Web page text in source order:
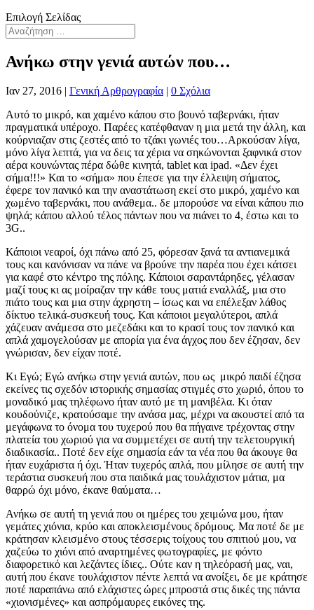
Επιλογή Σελίδας
Ανήκω στην γενιά αυτών που…
Ιαν 27, 2016 | Γενική Αρθρογραφία | 0 Σχόλια
Αυτό το μικρό, και χαμένο κάπου στο βουνό ταβερνάκι, ήταν
πραγματικά υπέροχο. Παρέες κατέφθαναν η μια μετά την άλλη, και
κούρνιαζαν στις ζεστές από το τζάκι γωνιές του…Αρκούσαν λίγα,
μόνο λίγα λεπτά, για να δεις τα χέρια να σηκώνονται ξαφνικά στον
αέρα κουνώντας πέρα δώθε κινητά, tablet και ipad. «Δεν έχει
σήμα!!!» Και το «σήμα» που έπεσε για την έλλειψη σήματος,
έφερε τον πανικό και την αναστάτωση εκεί στο μικρό, χαμένο και
χωμένο ταβερνάκι, που ανάθεμα.. δε μπορούσε να είναι κάπου πιο
ψηλά; κάπου αλλού τέλος πάντων που να πιάνει το 4, έστω και το
3G..
Κάποιοι νεαροί, όχι πάνω από 25, φόρεσαν ξανά τα αντιανεμικά
τους και κανόνισαν να πάνε να βρούνε την παρέα που έχει κάτσει
για καφέ στο κέντρο της πόλης. Κάποιοι σαραντάρηδες, γέλασαν
μαζί τους κι ας μοίραζαν την κάθε τους ματιά εναλλάξ, μια στο
πιάτο τους και μια στην άχρηστη – ίσως και να επέλεξαν λάθος
δίκτυο τελικά-συσκευή τους. Και κάποιοι μεγαλύτεροι, απλά
χάζευαν ανάμεσα στο μεζεδάκι και το κρασί τους τον πανικό και
απλά χαμογελούσαν με απορία για ένα άγχος που δεν έζησαν, δεν
γνώρισαν, δεν είχαν ποτέ.
Κι Εγώ; Εγώ ανήκω στην γενιά αυτών, που ως μικρό παιδί έζησα
εκείνες τις σχεδόν ιστορικής σημασίας στιγμές στο χωριό, όπου το
μοναδικό μας τηλέφωνο ήταν αυτό με τη μανιβέλα. Κι όταν
κουδούνιζε, κρατούσαμε την ανάσα μας, μέχρι να ακουστεί από τα
μεγάφωνα το όνομα του τυχερού που θα πήγαινε τρέχοντας στην
πλατεία του χωριού για να συμμετέχει σε αυτή την τελετουργική
διαδικασία.. Ποτέ δεν είχε σημασία εάν τα νέα που θα άκουγε θα
ήταν ευχάριστα ή όχι. Ήταν τυχερός απλά, που μίλησε σε αυτή την
τεράστια συσκευή που στα παιδικά μας τουλάχιστον μάτια, μα
θαρρώ όχι μόνο, έκανε θαύματα…
Ανήκω σε αυτή τη γενιά που οι ημέρες του χειμώνα μου, ήταν
γεμάτες χιόνια, κρύο και αποκλεισμένους δρόμους. Μα ποτέ δε με
κράτησαν κλεισμένο στους τέσσερις τοίχους του σπιτιού μου, να
χαζεύω το χιόνι από αναρτημένες φωτογραφίες, με φόντο
διαφορετικό και λεζάντες ίδιες.. Ούτε καν η τηλεόρασή μας, ναι,
αυτή που έκανε τουλάχιστον πέντε λεπτά να ανοίξει, δε με κράτησε
ποτέ παραπάνω από ελάχιστες ώρες μπροστά στις δικές της πάντα
«χιονισμένες» και ασπρόμαυρες εικόνες της.